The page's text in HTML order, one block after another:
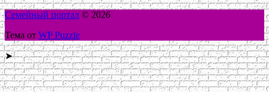
Семейный портал © 2026
Тема от WP Puzzle
➤